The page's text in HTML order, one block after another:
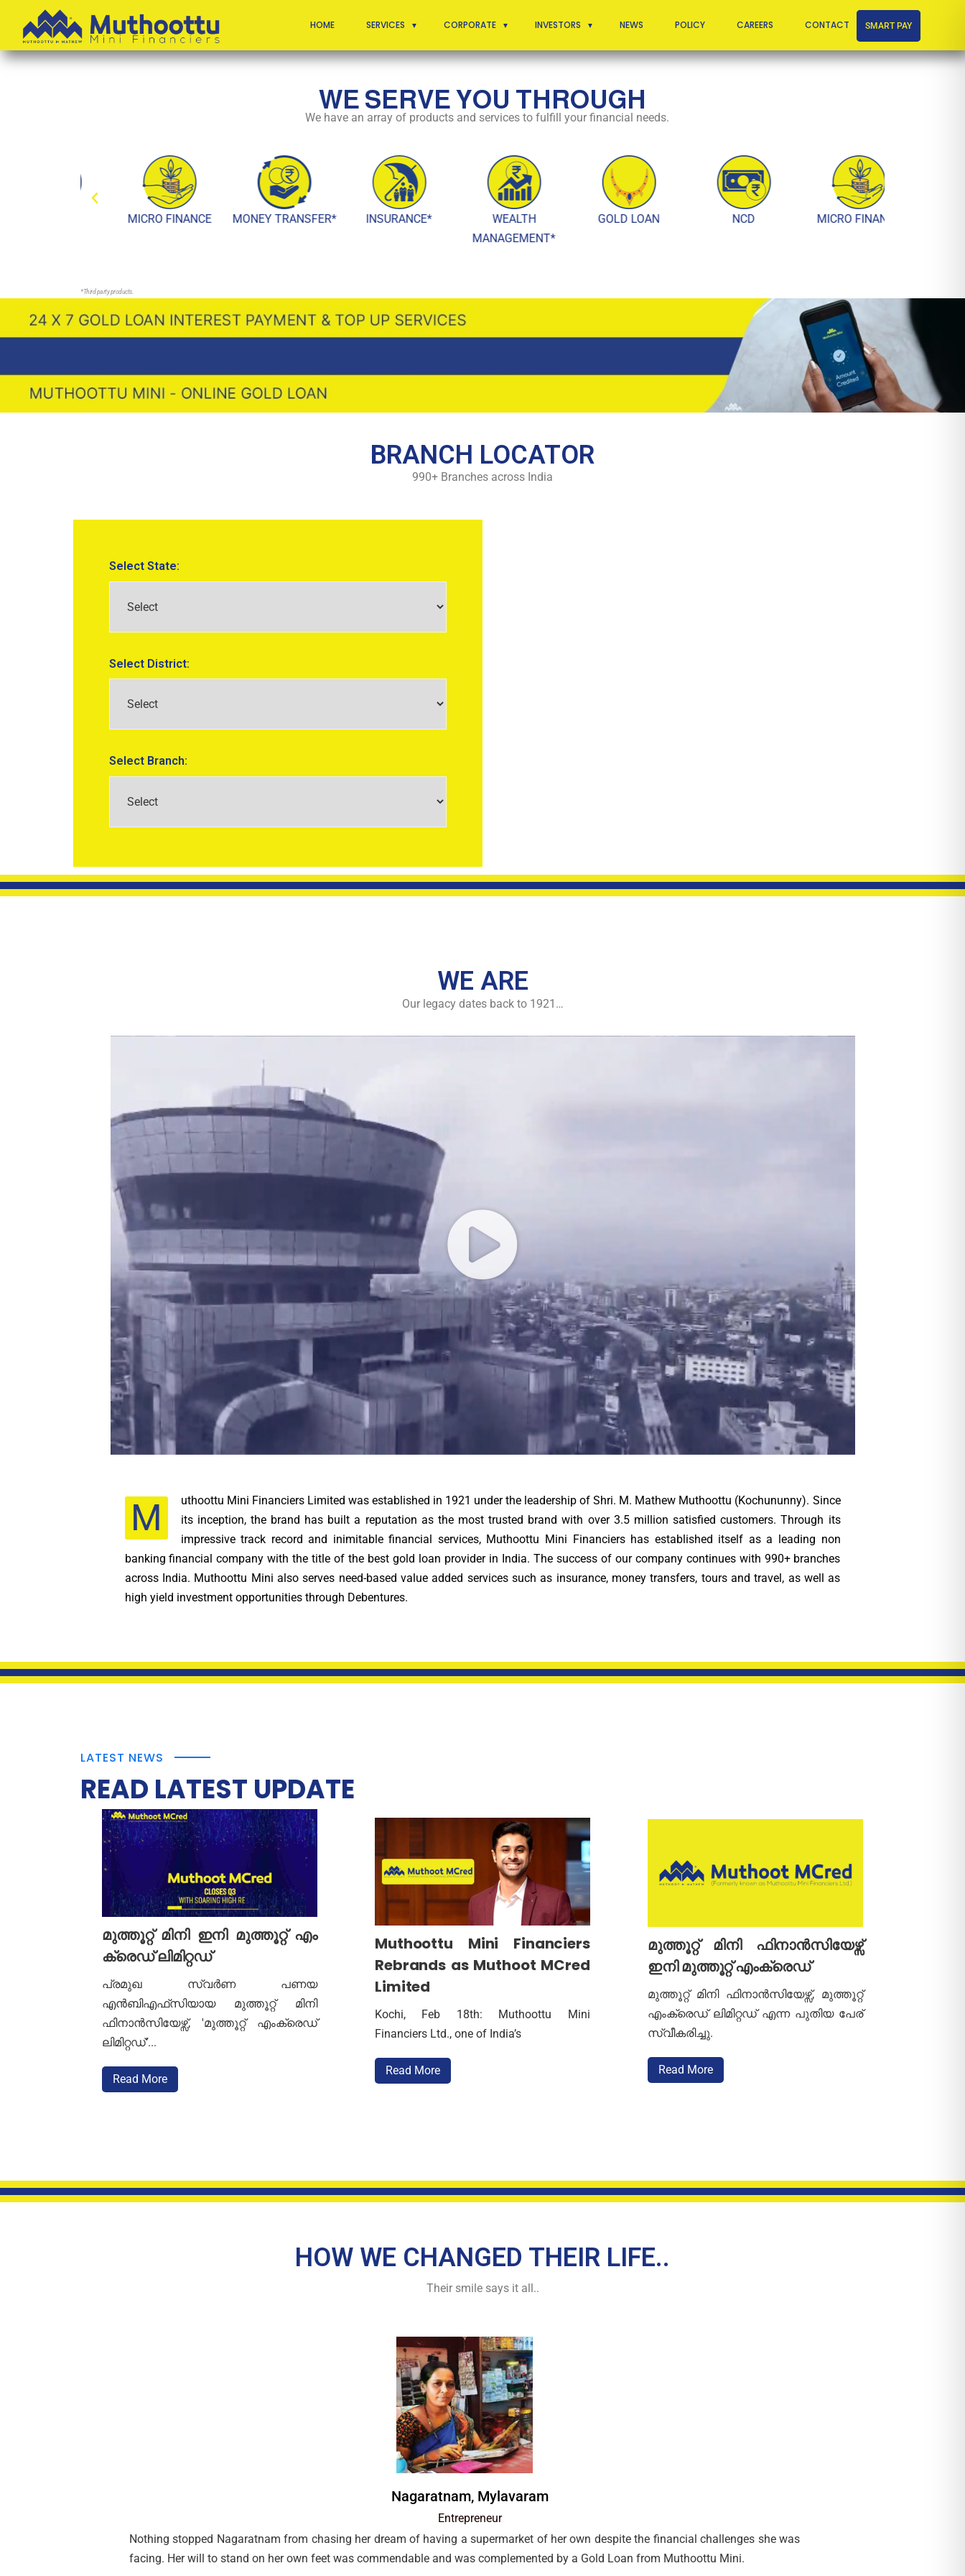
HOME SERVICES CORPORATE INVESTORS NEWS POLICY CAREERS CONTACT SMART PAY
YOU ARE IMPORTANT
YOURDREAMS ARE IMPORTANT
WE SERVE YOU THROUGH
We have an array of products and services to fulfill your financial needs.
MICRO FINANCE MONEY TRANSFER* INSURANCE*
WEALTH
MANAGEMENT*
GOLD LOAN MICRO FINANCE
*Third party products.
BRANCH LOCATOR
990+ Branches across India
Select State:
Select District:
Select Branch:
WE ARE
Our legacy dates back to 1921…
M
uthoottu Mini Financiers Limited was established in 1921 under the leadership of Shri. M. Mathew Muthoottu (Kochununny). Since
its inception, the brand has built a reputation as the most trusted brand with over 3.5 million satisfied customers. Through its
impressive track record and inimitable financial services, Muthoottu Mini Financiers has established itself as a leading non
banking financial company with the title of the best gold loan provider in India. The success of our company continues with 990+ branches
across India. Muthoottu Mini also serves need-based value added services such as insurance, money transfers, tours and travel, as well as
high yield investment opportunities through Debentures.
LATEST NEWS
READ LATEST UPDATE
മുത്തൂറ്റ് മിനി ഇനി മുത്തൂറ്റ് എം
ക്രെഡ് ലിമിറ്റഡ്
പ്രമുഖ സ്വർണ പണയ
എൻബിഎഫ്‌സിയായ മുത്തൂറ്റ് മിനി
ഫിനാൻസിയേഴ്സ്, 'മുത്തൂറ്റ് എംക്രെഡ്
ലിമിറ്റഡ്'...
Read More
മുത്തൂറ്റ് മിനി ഇനി മുത്തൂറ്റ് എം
ക്രെഡ് ലിമിറ്റഡ്
പ്രമുഖ സ്വർണ പണയ
എൻബിഎഫ്‌സിയായ മുത്തൂറ്റ് മിനി
ഫിനാൻസിയേഴ്സ്, 'മുത്തൂറ്റ് എംക്രെഡ്
ലിമിറ്റഡ്'...
Read More
Muthoottu Mini Financiers
Rebrands as Muthoot MCred
Limited
Kochi, Feb 18th: Muthoottu Mini
Financiers Ltd., one of India’s
Read More
Muthoottu Mini Financiers
Rebrands as Muthoot MCred
Kochi, Feb 18th: Muthoottu Mini
Financiers Ltd., one of India’s
മുത്തൂറ്റ് മിനി ഫിനാൻസിയേഴ്സ്
ഇനി മുത്തൂറ്റ് എംക്രെഡ്
മുത്തൂറ്റ് മിനി ഫിനാൻസിയേഴ്സ്, മുത്തൂറ്റ്
എംക്രെഡ് ലിമിറ്റ‍ഡ് എന്ന പുതിയ പേര്
സ്വീകരിച്ചു.
Read More
മുത്തൂറ്റ് മിനി ഫിനാൻസിയേഴ്സ്
മുത്തൂറ്റ് മിനി ഫിനാൻസിയേഴ്സ്, മുത്തൂറ്റ്
എംക്രെഡ് ലിമിറ്റ‍ഡ് എന്ന പുതിയ പേര്
HOW WE CHANGED THEIR LIFE..
Their smile says it all..
Nagaratnam, Mylavaram
Entrepreneur
Nothing stopped Nagaratnam from chasing her dream of having a supermarket of her own despite the financial challenges she was
facing. Her will to stand on her own feet was commendable and was complemented by a Gold Loan from Muthoottu Mini.